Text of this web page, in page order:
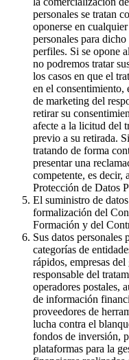
personales se tratan
oponerse en
personales para
perfiles. Si se opone
no podremos tratar
los casos en que el
en el consentimiento,
de marketing del
retirar su
afecte a la licitud del
previo a su retirada.
tratando de forma
presentar una
competente, es decir,
Protección de Datos
El suministro de
formalización del
Formación y del
Sus datos personales
categorías de
rápidos, empresas
responsable del
operadores postales,
de información
proveedores de
lucha contra el
fondos de inversión,
plataformas para la